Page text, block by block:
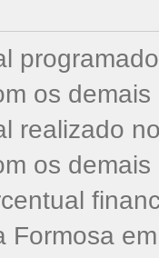
os
realizado
os
Formosa